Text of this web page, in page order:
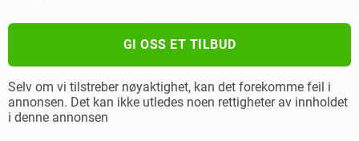
GI OSS ET TILBUD
Selv om vi tilstreber nøyaktighet, kan det forekomme feil i
annonsen. Det kan ikke utledes noen rettigheter av innholdet
i denne annonsen